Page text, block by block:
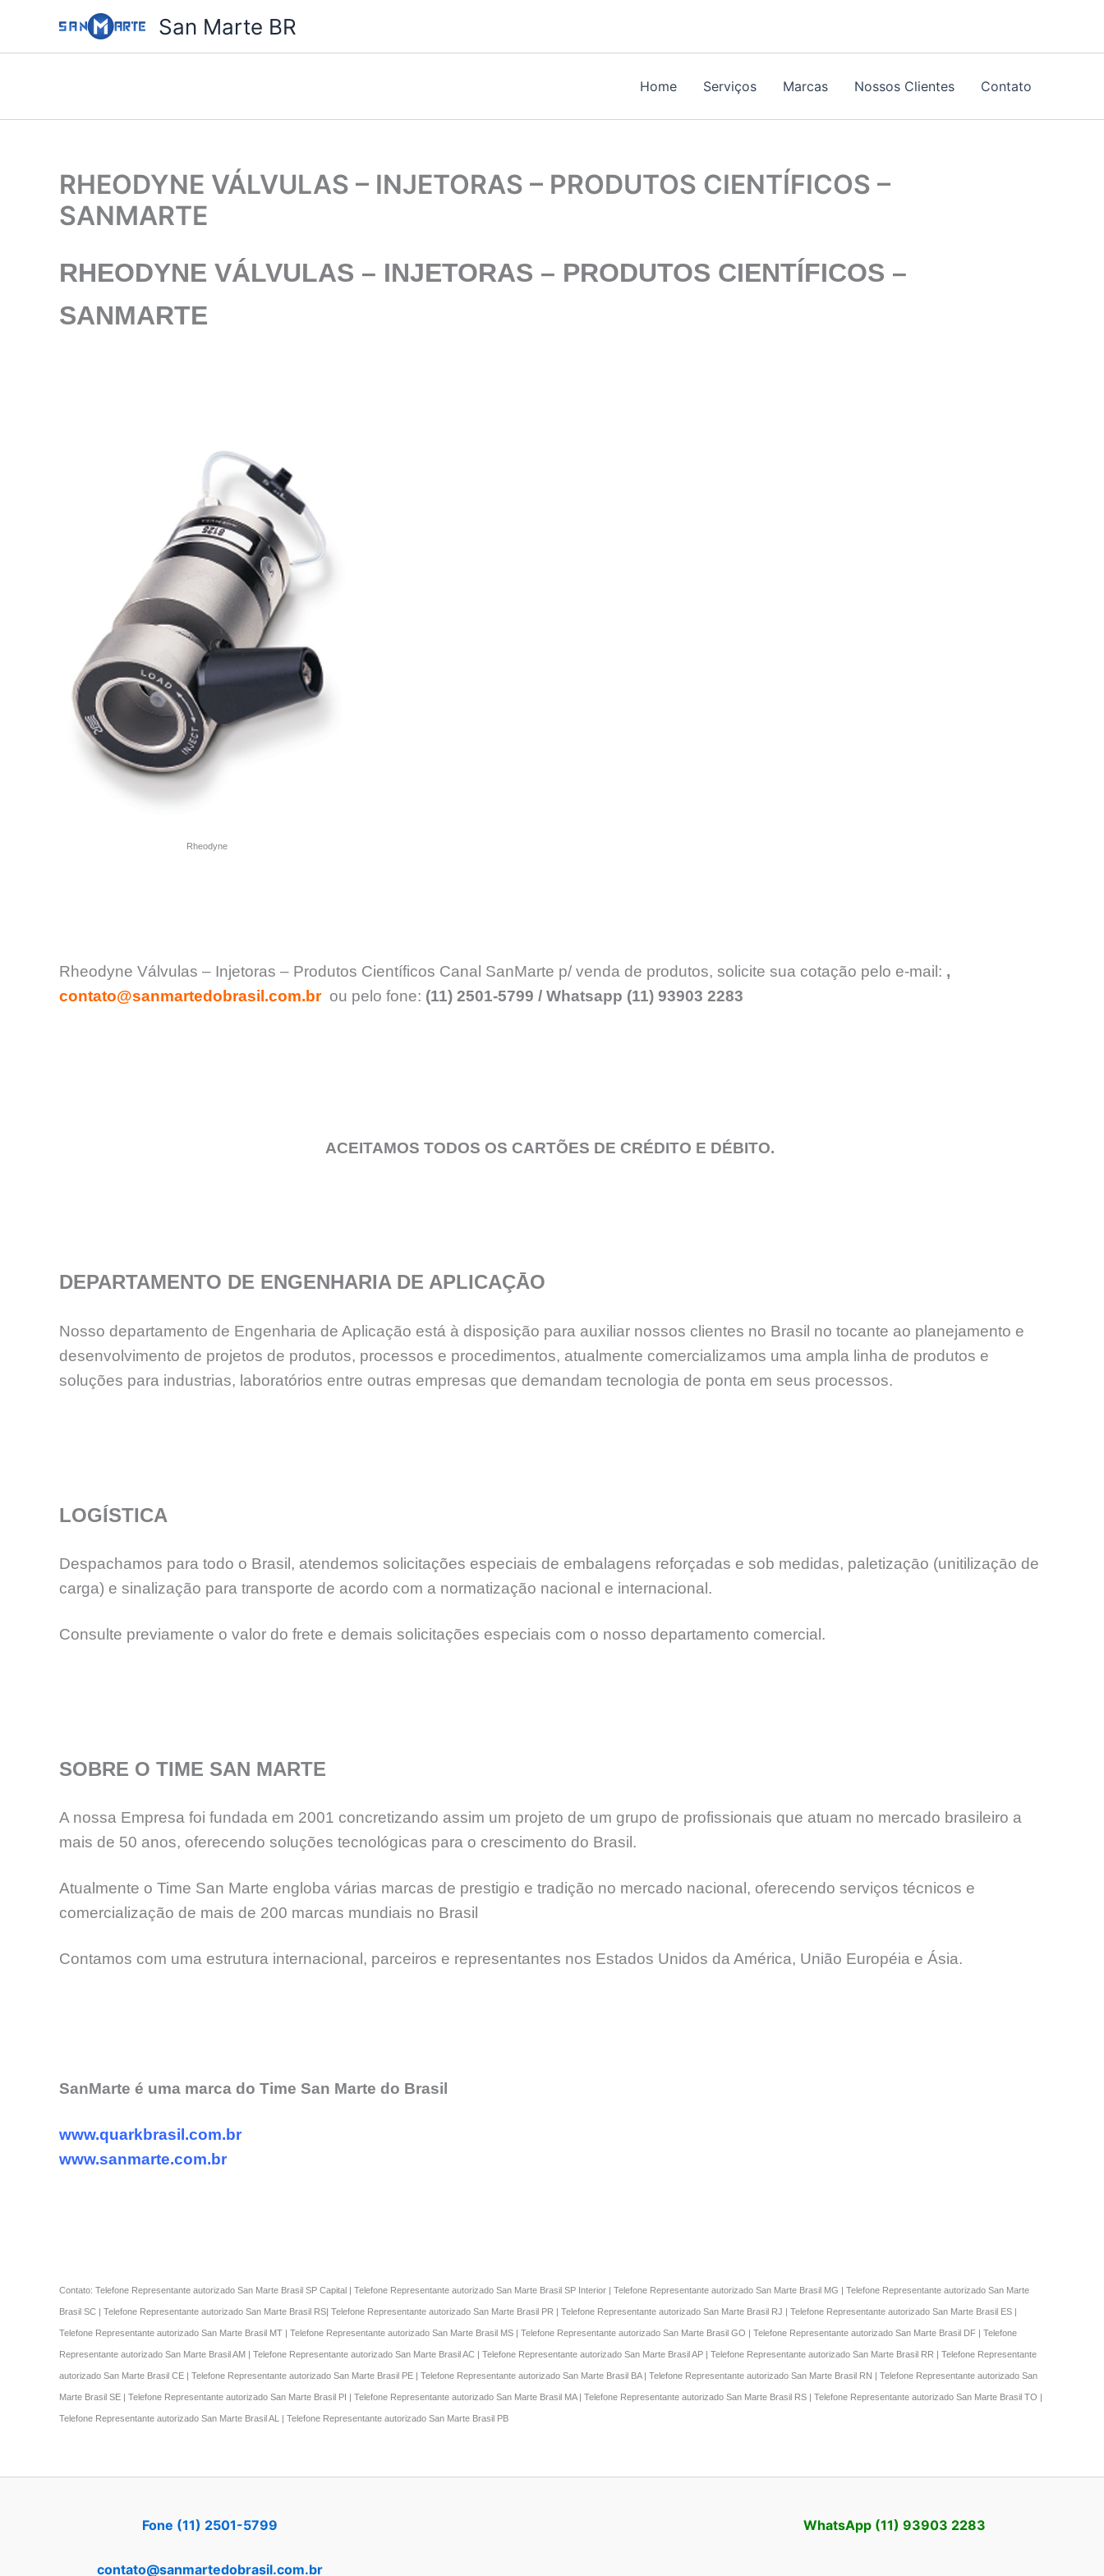
o
San Marte BR
Home Serviços Marcas Nossos Clientes Contato
RHEODYNE VÁLVULAS – INJETORAS – PRODUTOS CIENTÍFICOS –
SANMARTE
RHEODYNE VÁLVULAS – INJETORAS – PRODUTOS CIENTÍFICOS –
SANMARTE
Rheodyne
Rheodyne Válvulas – Injetoras – Produtos Científicos Canal SanMarte p/ venda de produtos, solicite sua cotação pelo e-mail: ,
contato@sanmartedobrasil.com.brou pelo fone: (11) 2501-5799 / Whatsapp (11) 93903 2283
ACEITAMOS TODOS OS CARTÕES DE CRÉDITO E DÉBITO.
DEPARTAMENTO DE ENGENHARIA DE APLICAÇĀO
Nosso departamento de Engenharia de Aplicação está à disposição para auxiliar nossos clientes no Brasil no tocante ao planejamento e
desenvolvimento de projetos de produtos, processos e procedimentos, atualmente comercializamos uma ampla linha de produtos e
soluções para industrias, laboratórios entre outras empresas que demandam tecnologia de ponta em seus processos.
LOGÍSTICA
Despachamos para todo o Brasil, atendemos solicitações especiais de embalagens reforçadas e sob medidas, paletizaçāo (unitilizaçāo de
carga) e sinalização para transporte de acordo com a normatização nacional e internacional.
Consulte previamente o valor do frete e demais solicitações especiais com o nosso departamento comercial.
SOBRE O TIME SAN MARTE
A nossa Empresa foi fundada em 2001 concretizando assim um projeto de um grupo de profissionais que atuam no mercado brasileiro a
mais de 50 anos, oferecendo soluções tecnológicas para o crescimento do Brasil.
Atualmente o Time San Marte engloba várias marcas de prestigio e tradição no mercado nacional, oferecendo serviços técnicos e
comercialização de mais de 200 marcas mundiais no Brasil
Contamos com uma estrutura internacional, parceiros e representantes nos Estados Unidos da América, União Européia e Ásia.
SanMarte é uma marca do Time San Marte do Brasil
www.quarkbrasil.com.br
www.sanmarte.com.br
Contato: Telefone Representante autorizado San Marte Brasil SP Capital | Telefone Representante autorizado San Marte Brasil SP Interior | Telefone Representante autorizado San Marte Brasil MG | Telefone Representante autorizado San Marte
Brasil SC | Telefone Representante autorizado San Marte Brasil RS| Telefone Representante autorizado San Marte Brasil PR | Telefone Representante autorizado San Marte Brasil RJ | Telefone Representante autorizado San Marte Brasil ES |
Telefone Representante autorizado San Marte Brasil MT | Telefone Representante autorizado San Marte Brasil MS | Telefone Representante autorizado San Marte Brasil GO | Telefone Representante autorizado San Marte Brasil DF | Telefone
Representante autorizado San Marte Brasil AM | Telefone Representante autorizado San Marte Brasil AC | Telefone Representante autorizado San Marte Brasil AP | Telefone Representante autorizado San Marte Brasil RR | Telefone Representante
autorizado San Marte Brasil CE | Telefone Representante autorizado San Marte Brasil PE | Telefone Representante autorizado San Marte Brasil BA | Telefone Representante autorizado San Marte Brasil RN | Telefone Representante autorizado San
Marte Brasil SE | Telefone Representante autorizado San Marte Brasil PI | Telefone Representante autorizado San Marte Brasil MA | Telefone Representante autorizado San Marte Brasil RS | Telefone Representante autorizado San Marte Brasil TO |
Telefone Representante autorizado San Marte Brasil AL | Telefone Representante autorizado San Marte Brasil PB
Fone (11) 2501-5799
contato@sanmartedobrasil.com.br
WhatsApp (11) 93903 2283